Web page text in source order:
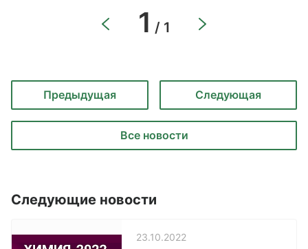
1 / 1
Предыдущая Следующая
Все новости
Следующие новости
23.10.2022